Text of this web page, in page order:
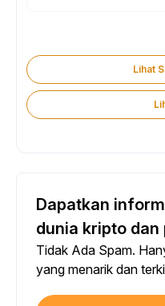
Lihat
Dapatkan
dunia kripto dan
Tidak Ada Spam.
yang menarik dan